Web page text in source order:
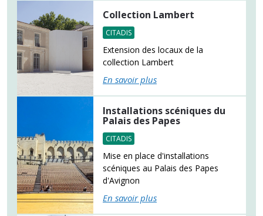
Collection Lambert
CITADIS
Extension des locaux de la
collection Lambert
En savoir plus
Installations scéniques du
Palais des Papes
CITADIS
Mise en place d'installations
scéniques au Palais des Papes
d'Avignon
En savoir plus